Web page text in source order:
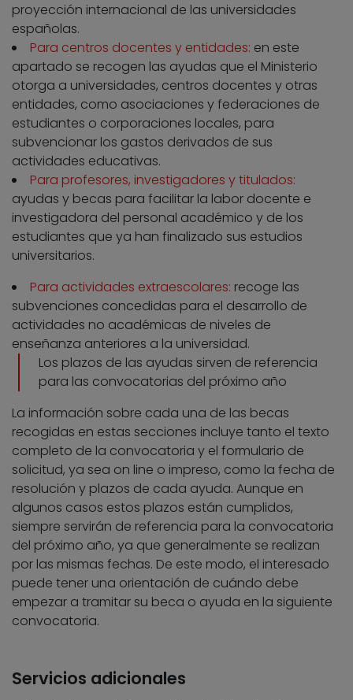
proyección internacional de las universidades
españolas.
Para centros docentes y entidades: en este
apartado se recogen las ayudas que el Ministerio
otorga a universidades, centros docentes y otras
entidades, como asociaciones y federaciones de
estudiantes o corporaciones locales, para
subvencionar los gastos derivados de sus
actividades educativas.
Para profesores, investigadores y titulados:
ayudas y becas para facilitar la labor docente e
investigadora del personal académico y de los
estudiantes que ya han finalizado sus estudios
universitarios.
Para actividades extraescolares: recoge las
subvenciones concedidas para el desarrollo de
actividades no académicas de niveles de
enseñanza anteriores a la universidad.
Los plazos de las ayudas sirven de referencia
para las convocatorias del próximo año
La información sobre cada una de las becas
recogidas en estas secciones incluye tanto el texto
completo de la convocatoria y el formulario de
solicitud, ya sea on line o impreso, como la fecha de
resolución y plazos de cada ayuda. Aunque en
algunos casos estos plazos están cumplidos,
siempre servirán de referencia para la convocatoria
del próximo año, ya que generalmente se realizan
por las mismas fechas. De este modo, el interesado
puede tener una orientación de cuándo debe
empezar a tramitar su beca o ayuda en la siguiente
convocatoria.
Servicios adicionales